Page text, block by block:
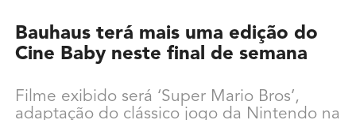
Bauhaus terá mais uma edição do
Cine Baby neste final de semana
Filme exibido será ‘Super Mario Bros’,
adaptação do clássico jogo da Nintendo na